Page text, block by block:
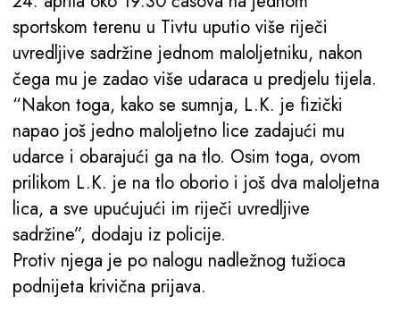
sportskom terenu u Tivtu uputio više riječi
uvredljive sadržine jednom maloljetniku, nakon
čega mu je zadao više udaraca u predjelu tijela.
“Nakon toga, kako se sumnja, L.K. je fizički
napao još jedno maloljetno lice zadajući mu
udarce i obarajući ga na tlo. Osim toga, ovom
prilikom L.K. je na tlo oborio i još dva maloljetna
lica, a sve upućujući im riječi uvredljive
sadržine”, dodaju iz policije.
Protiv njega je po nalogu nadležnog tužioca
podnijeta krivična prijava.